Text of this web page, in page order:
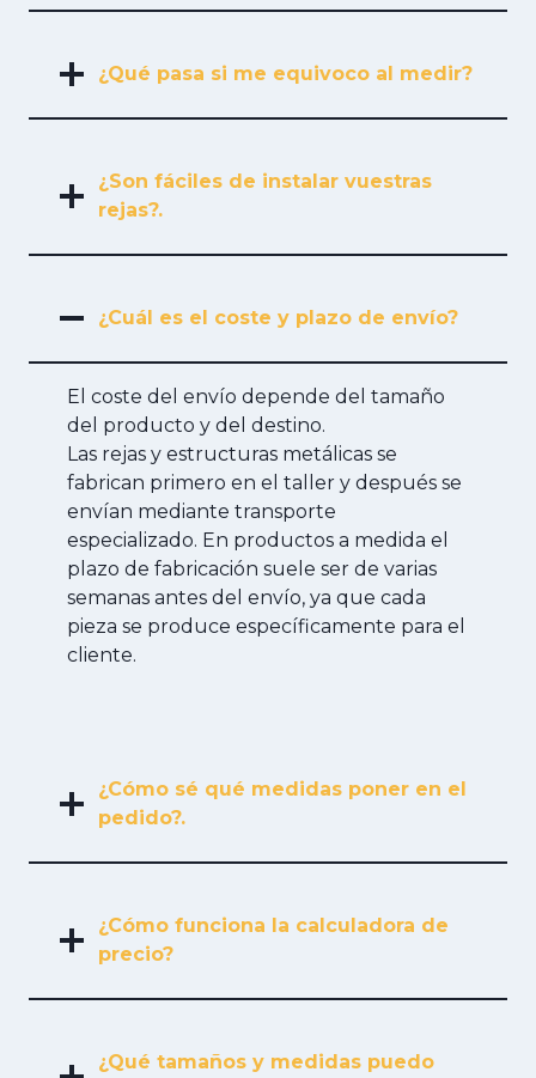
¿Qué pasa si me equivoco al medir?
¿Son fáciles de instalar vuestras
rejas?.
¿Cuál es el coste y plazo de envío?
El coste del envío depende del tamaño
del producto y del destino.
Las rejas y estructuras metálicas se
fabrican primero en el taller y después se
envían mediante transporte
especializado. En productos a medida el
plazo de fabricación suele ser de varias
semanas antes del envío, ya que cada
pieza se produce específicamente para el
cliente.
¿Cómo sé qué medidas poner en el
pedido?.
¿Cómo funciona la calculadora de
precio?
¿Qué tamaños y medidas puedo